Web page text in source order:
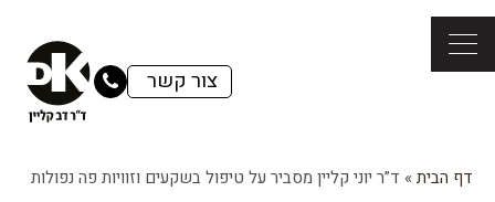
צור קשר
דף הבית » ד”ר יוני קליין מסביר על טיפול בשקעים וזוויות פה נפולות